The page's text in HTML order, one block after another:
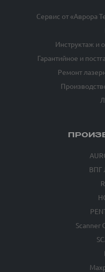
Сервис от «Аврора
Инструктаж и
Гарантийное и
Ремонт
ВПГ
Scanner